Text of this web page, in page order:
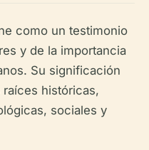
como un testimonio
y de la importancia
Su significación
históricas,
sociales y